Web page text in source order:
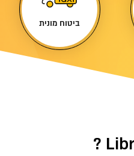
ביטוח מונית